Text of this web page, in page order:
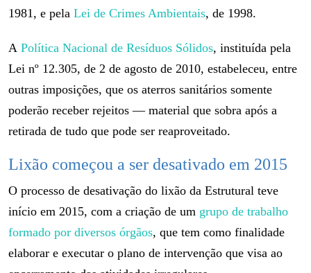
1981, e pela Lei de Crimes Ambientais, de 1998.
A Política Nacional de Resíduos Sólidos, instituída pela
Lei nº 12.305, de 2 de agosto de 2010, estabeleceu, entre
outras imposições, que os aterros sanitários somente
poderão receber rejeitos — material que sobra após a
retirada de tudo que pode ser reaproveitado.
Lixão começou a ser desativado em 2015
O processo de desativação do lixão da Estrutural teve
início em 2015, com a criação de um grupo de trabalho
formado por diversos órgãos, que tem como finalidade
elaborar e executar o plano de intervenção que visa ao